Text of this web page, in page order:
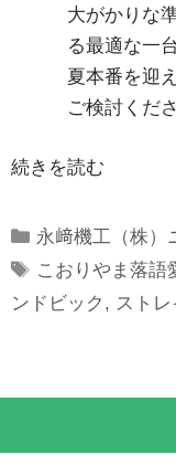
大がかりな
る最適な一
夏本番を迎
ご検討くだ
続きを読む
Categories
永﨑機工（株）
Tags
こおりやま落語
ンドビック , スト